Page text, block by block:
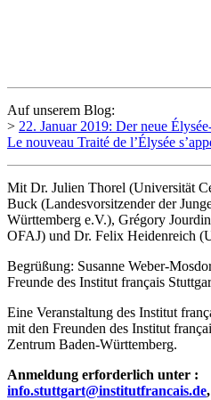
Auf unserem Blog:
> 22. Januar 2019: Der neue
Le nouveau Traité de l’Élysée
Mit Dr. Julien Thorel (Universität
Buck (Landesvorsitzender der
Württemberg e.V.), Grégory
OFAJ) und Dr. Felix Heidenreich
Begrüßung: Susanne Weber-
Freunde des Institut français
Eine Veranstaltung des Institut
mit den Freunden des Institut
Zentrum Baden-Württemberg.
Anmeldung erforderlich unter :
info.stuttgart@institutfrancais.de